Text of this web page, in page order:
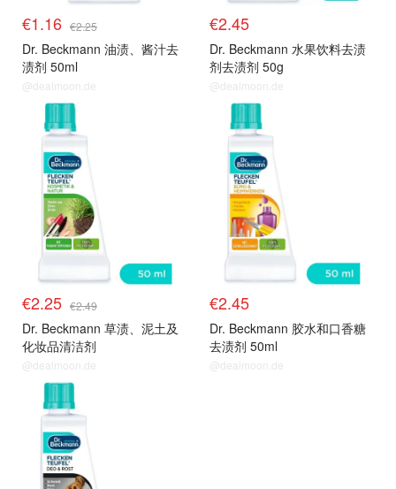
€1.16 €2.25
Dr. Beckmann 油渍、酱汁去
渍剂 50ml
@dealmoon.de
€2.45
Dr. Beckmann 水果饮料去渍
剂去渍剂 50g
@dealmoon.de
€2.25 €2.49
Dr. Beckmann 草渍、泥土及
化妆品清洁剂
@dealmoon.de
€2.45
Dr. Beckmann 胶水和口香糖
去渍剂 50ml
@dealmoon.de